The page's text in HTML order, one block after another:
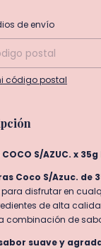
para el CP:
de envío
código postal
COCO S/AZUC. x 35g
Coco S/Azuc. de
para disfrutar en
de alta
combinación de
suave y